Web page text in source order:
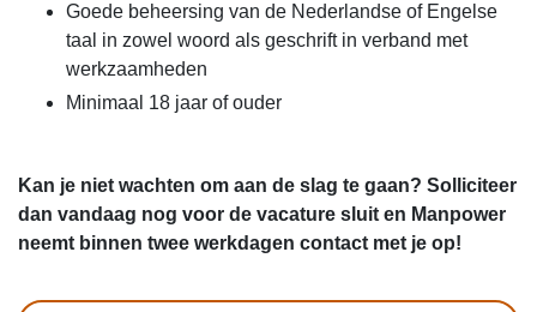
Goede beheersing van de Nederlandse of Engelse
taal in zowel woord als geschrift in verband met
werkzaamheden
Minimaal 18 jaar of ouder
Kan je niet wachten om aan de slag te gaan? Solliciteer
dan vandaag nog voor de vacature sluit en Manpower
neemt binnen twee werkdagen contact met je op!